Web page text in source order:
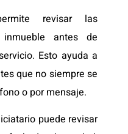
revisar las
antes de
Esto ayuda a
que no siempre se
o por mensaje.
puede revisar